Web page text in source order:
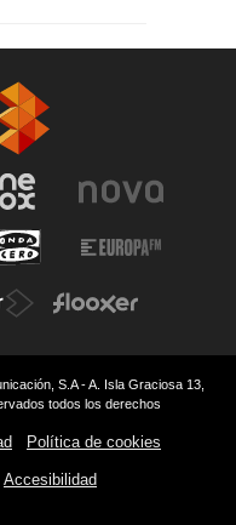
S.A - A. Isla Graciosa 13,
todos los derechos
Política de cookies
Accesibilidad